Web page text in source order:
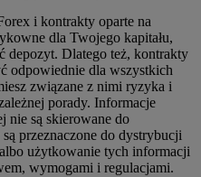
i kontrakty oparte na
dla Twojego kapitału,
depozyt. Dlatego też, kontrakty
odpowiednie dla wszystkich
związane z nimi ryzyka i
porady. Informacje
nie są skierowane do
przeznaczone do dystrybucji
użytkowanie tych informacji
wymogami i regulacjami.